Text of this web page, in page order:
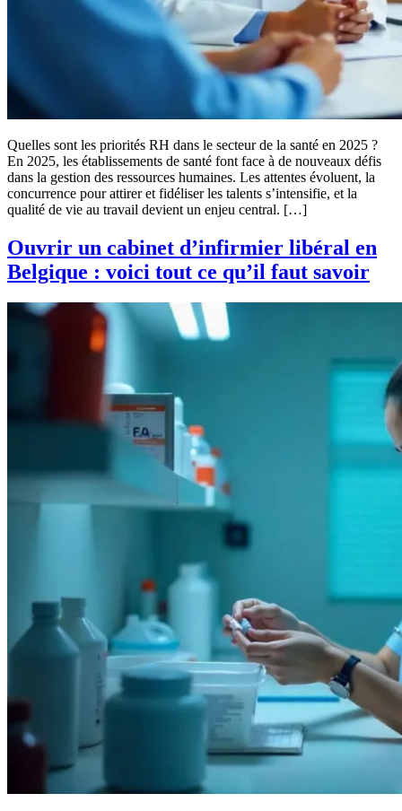
Quelles sont les priorités RH dans le secteur de la santé en 2025 ?
En 2025, les établissements de santé font face à de nouveaux défis
dans la gestion des ressources humaines. Les attentes évoluent, la
concurrence pour attirer et fidéliser les talents s’intensifie, et la
qualité de vie au travail devient un enjeu central. […]
Ouvrir un cabinet d’infirmier libéral en
Belgique : voici tout ce qu’il faut savoir